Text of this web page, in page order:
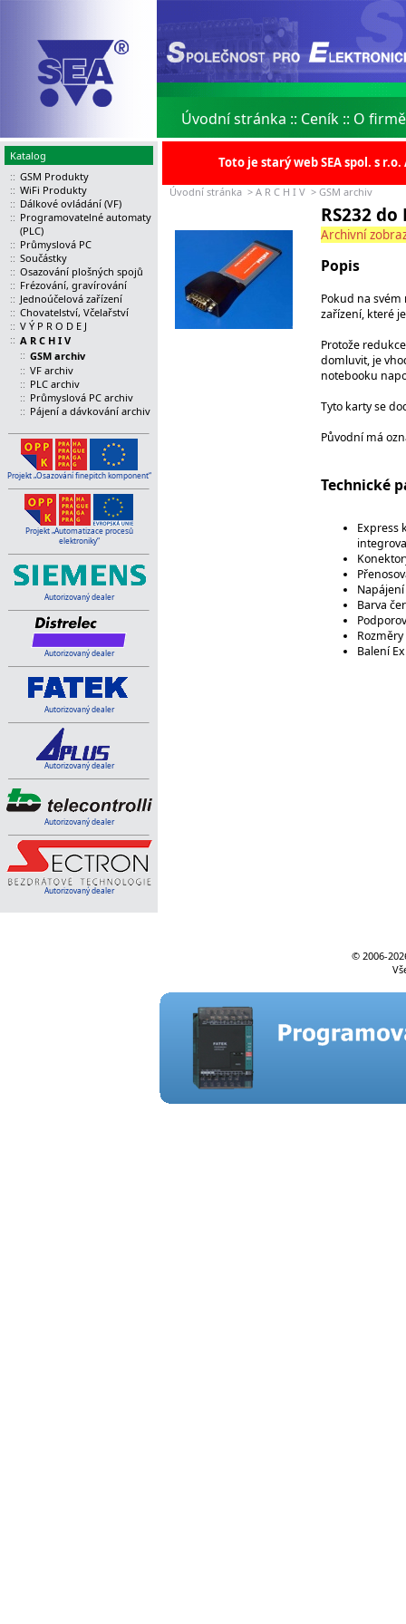
Úvodní stránka :: Ceník :: O firmě
Katalog
:: GSM Produkty
:: WiFi Produkty
:: Dálkové ovládání (VF)
:: Programovatelné automaty
(PLC)
:: Průmyslová PC
:: Součástky
:: Osazování plošných spojů
:: Frézování, gravírování
:: Jednoúčelová zařízení
:: Chovatelství, Včelařství
:: V Ý P R O D E J
:: A R C H I V
:: GSM archiv
:: VF archiv
:: PLC archiv
:: Průmyslová PC archiv
:: Pájení a dávkování archiv
Projekt „Osazování finepitch komponent“
Projekt „Automatizace procesů
elektroniky“
Autorizovaný dealer
Autorizovaný dealer
Autorizovaný dealer
Autorizovaný dealer
Autorizovaný dealer
Autorizovaný dealer
Toto je starý web SEA spol. s
Úvodní stránka > A R C H I V > GSM archiv
RS232
Archivní
Popis
Pokud na
zařízení, které
Protože
domluvit, je
notebooku
Tyto karty se
Původní má
Technické
Express
Barva
Balení
© 2006-